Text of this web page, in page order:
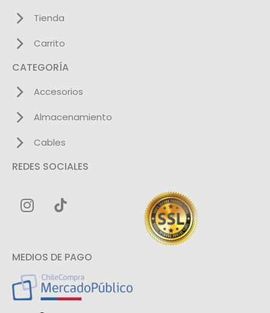
Tienda
Carrito
CATEGORÍA
Accesorios
Almacenamiento
Cables
REDES SOCIALES
MEDIOS DE PAGO